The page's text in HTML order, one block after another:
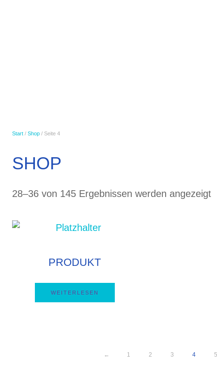
Start / Shop / Seite 4
SHOP
28–36 von 145 Ergebnissen werden angezeigt
PRODUKT
WEITERLESEN
← 1 2 3 4 5